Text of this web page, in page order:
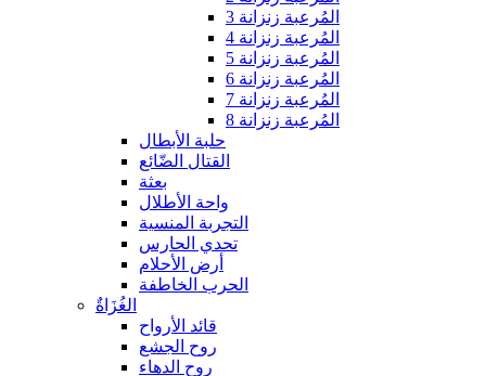
المُرعبة زنزانة 3
المُرعبة زنزانة 4
المُرعبة زنزانة 5
المُرعبة زنزانة 6
المُرعبة زنزانة 7
المُرعبة زنزانة 8
حلبة الأبطال
القتال الضّائع
بعثة
واحة الأطلال
التجربة المنسية
تحدي الحارس
أرض الأحلام
الحرب الخاطفة
الغُزَاةٌ
قائد الأرواح
روح الجشع
روح الدهاء